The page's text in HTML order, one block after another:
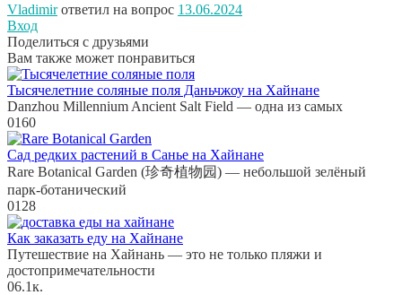
Vladimirответил на вопрос 13.06.2024
Вход
Поделиться с друзьями
Вам также может понравиться
Тысячелетние соляные поля Даньчжоу на Хайнане
Danzhou Millennium Ancient Salt Field — одна из самых
0160
Сад редких растений в Санье на Хайнане
Rare Botanical Garden (珍奇植物园) — небольшой зелёный
парк-ботанический
0128
Как заказать еду на Хайнане
Путешествие на Хайнань — это не только пляжи и
достопримечательности
06.1к.